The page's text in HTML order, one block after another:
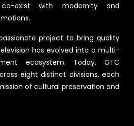
exist with modernity and
project to bring quality
has evolved into a multi-
ecosystem. Today, GTC
eight distinct divisions, each
of cultural preservation and